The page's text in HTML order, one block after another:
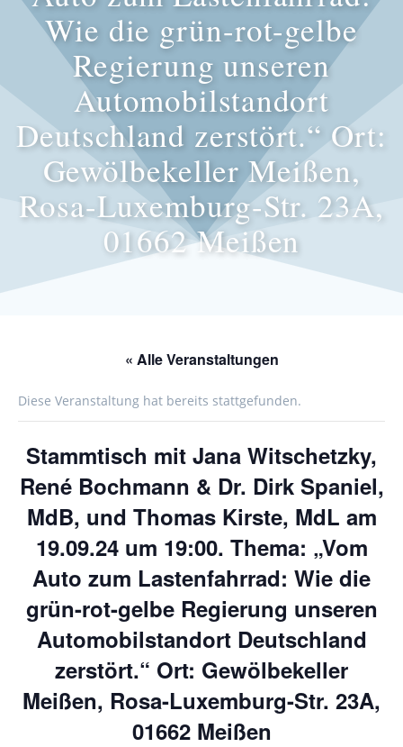
Wie die grün-rot-gelbe
Regierung unseren
Automobilstandort
Deutschland zerstört.“ Ort:
Gewölbekeller Meißen,
Rosa-Luxemburg-Str. 23A,
01662 Meißen
« Alle Veranstaltungen
Diese Veranstaltung hat bereits stattgefunden.
Stammtisch mit Jana Witschetzky,
René Bochmann & Dr. Dirk Spaniel,
MdB, und Thomas Kirste, MdL am
19.09.24 um 19:00. Thema: „Vom
Auto zum Lastenfahrrad: Wie die
grün-rot-gelbe Regierung unseren
Automobilstandort Deutschland
zerstört.“ Ort: Gewölbekeller
Meißen, Rosa-Luxemburg-Str. 23A,
01662 Meißen